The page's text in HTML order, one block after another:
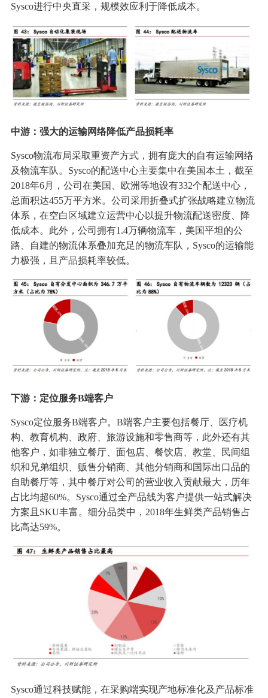
Sysco进行中央直采，规模效应利于降低成本。
中游：强大的运输网络降低产品损耗率
Sysco物流布局采取重资产方式，拥有庞大的自有运输网络
及物流车队。Sysco的配送中心主要集中在美国本土，截至
2018年6月，公司在美国、欧洲等地设有332个配送中心，
总面积达455万平方米。公司采用折叠式扩张战略建立物流
体系，在空白区域建立运营中心以提升物流配送密度、降
低成本。此外，公司拥有1.4万辆物流车，美国平坦的公
路、自建的物流体系叠加充足的物流车队，Sysco的运输能
力极强，且产品损耗率较低。
下游：定位服务B端客户
Sysco定位服务B端客户。B端客户主要包括餐厅、医疗机
构、教育机构、政府、旅游设施和零售商等，此外还有其
他客户，如非独立餐厅、面包店、餐饮店、教堂、民间组
织和兄弟组织、贩售分销商、其他分销商和国际出口品的
自助餐厅等，其中餐厅对公司的营业收入贡献最大，历年
占比均超60%。Sysco通过全产品线为客户提供一站式解决
方案且SKU丰富。细分品类中，2018年生鲜类产品销售占
比高达59%。
Sysco通过科技赋能，在采购端实现产地标准化及产品标准